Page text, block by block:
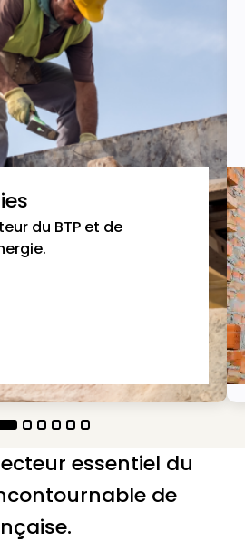
du BTP et de
essentiel du
de